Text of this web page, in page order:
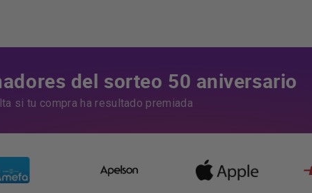
del sorteo 50 aniversario
si tu compra ha resultado premiada